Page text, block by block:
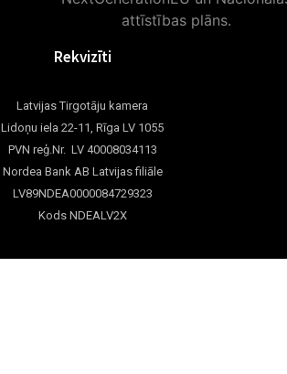
Rekvizīti
Latvijas Tirgotāju kamera
Lidoņu iela 22-11, Rīga LV 1055
PVN reģ.Nr. LV 40008034113
Nordea Bank AB Latvijas filiāle
LV89NDEA0000084729323
Kods NDEALV2X